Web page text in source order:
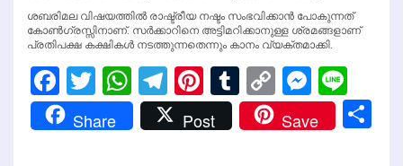
ശബരിമല വിഷയത്തില്‍ രാഷ്ട്രീയ നഷ്ടം സംഭവിക്കാന്‍ പോകുന്നത്
കോണ്‍ഗ്രസ്സിനാണ്. സര്‍ക്കാറിനെ അട്ടിമറിക്കാനുള്ള ശ്രമങ്ങളാണ്
പ്രതിപക്ഷ കക്ഷികള്‍ നടത്തുന്നതെന്നും കാനം വ്യക്തമാക്കി.
Facebook
Twitter
WhatsApp
Telegram
Pinterest
Tumblr
Copy
Link
Share Post Save